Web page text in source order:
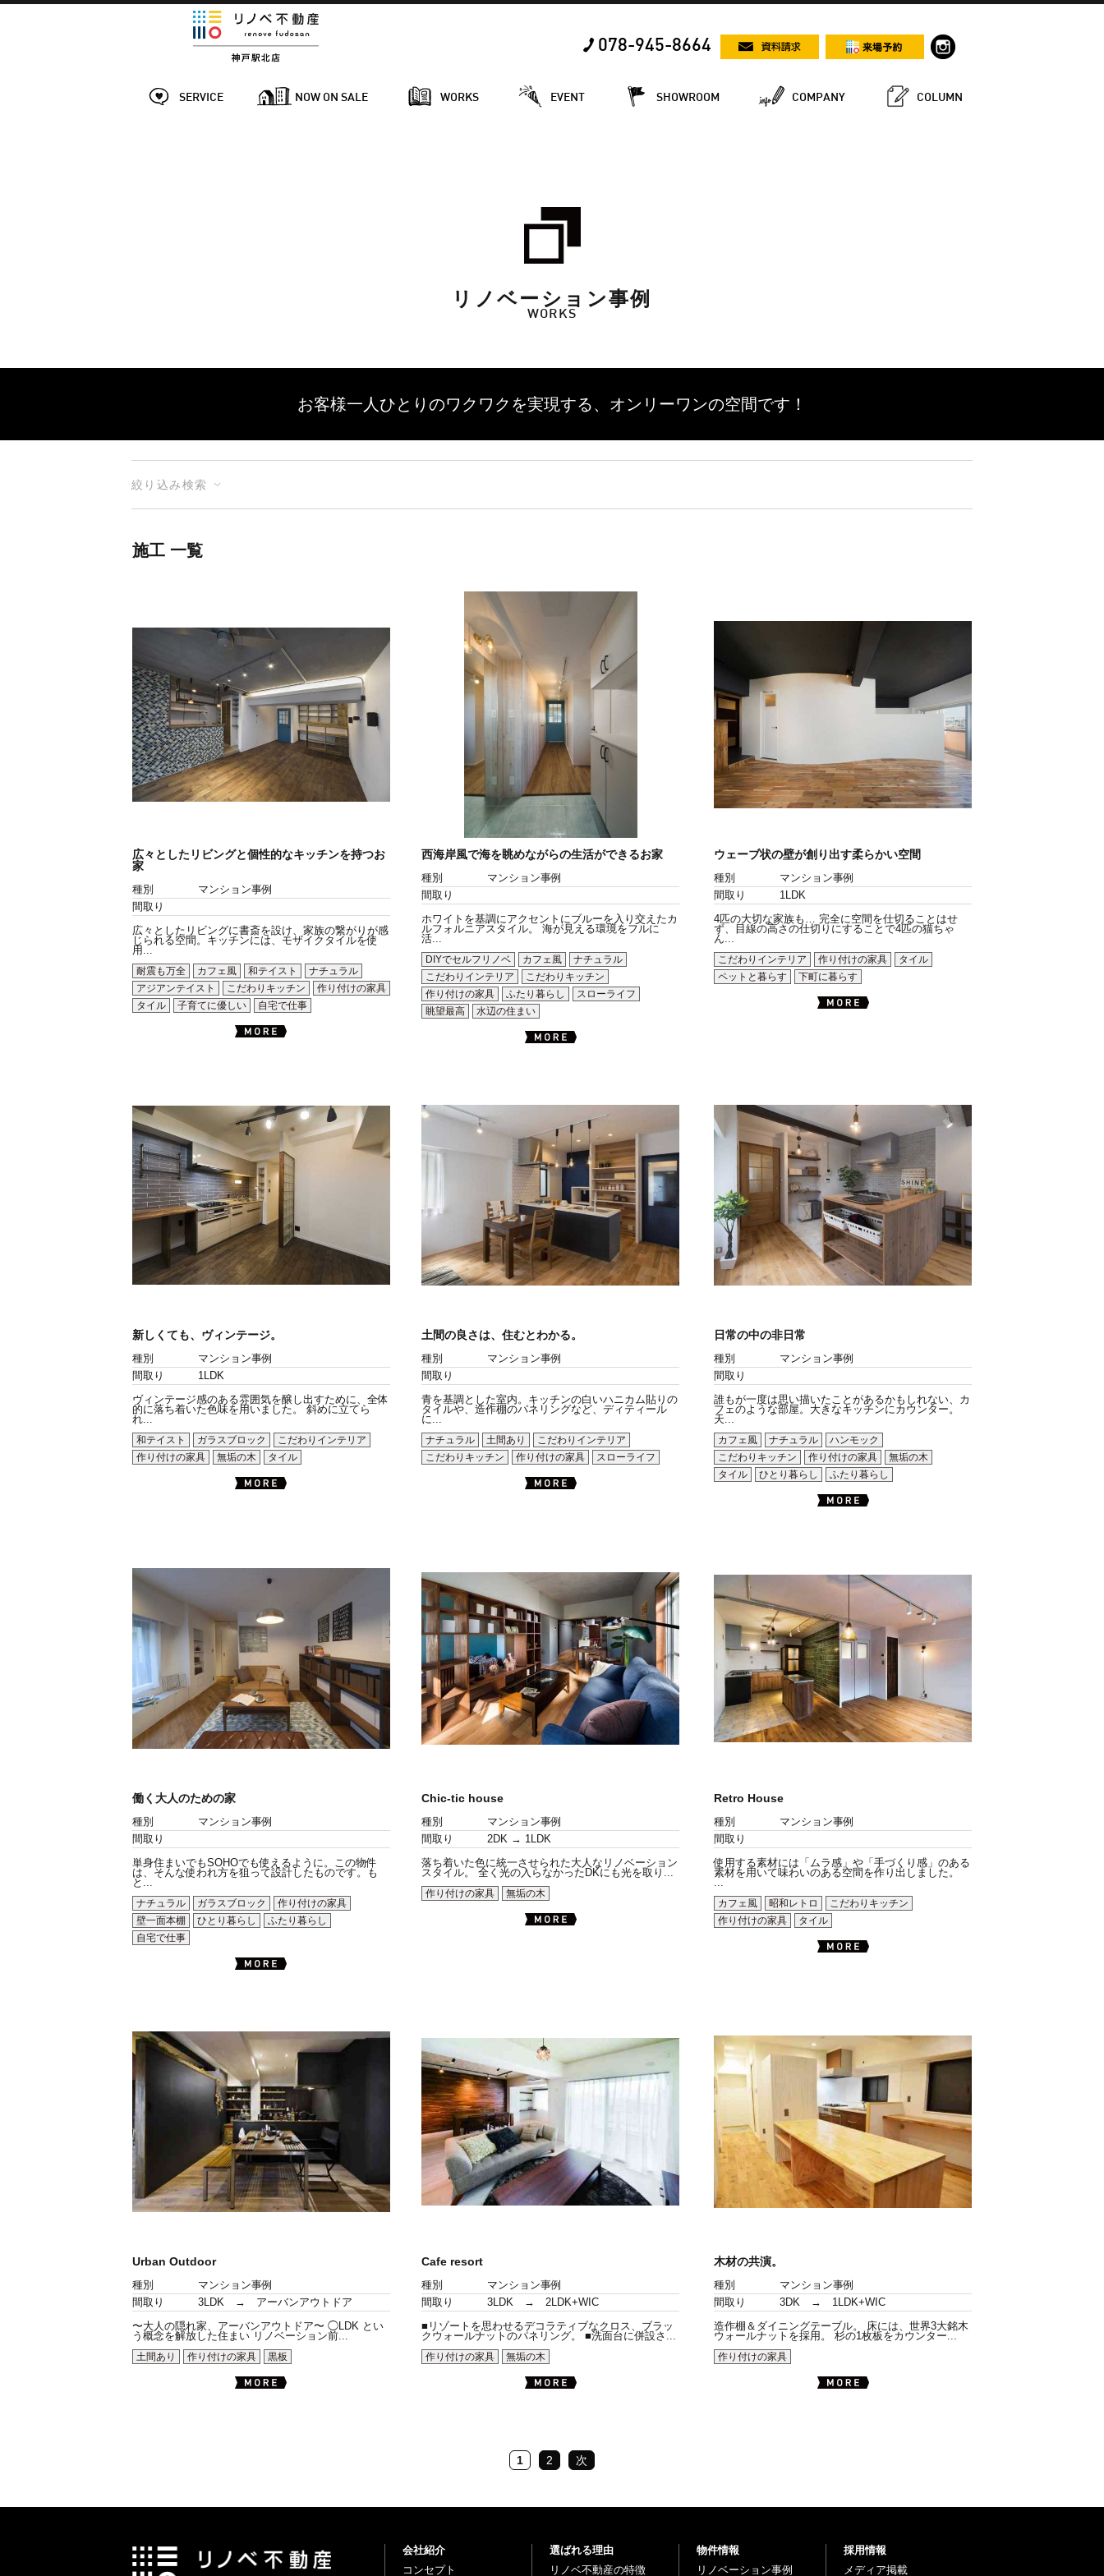
078-945-8664
SERVICE NOW ON SALE WORKS EVENT SHOWROOM COMPANY COLUMN
リノベーション事例
WORKS
お客様一人ひとりのワクワクを実現する、 オンリーワンの空間です！
絞り込み検索
施工 一覧
広々としたリビングと個性的なキッチンを持つお
家
種別
マンション事例
間取り
広々としたリビングに書斎を設け、家族の繋がりが感
じられる空間。キッチンには、モザイクタイルを使
用...
耐震も万全
カフェ風 和テイスト
ナチュラル
アジアンテイスト
こだわりキッチン
作り付けの家具
タイル
子育てに優しい 自宅で仕事
西海岸風で海を眺めながらの生活ができるお家
種別
マンション事例
間取り
ホワイトを基調にアクセントにブルーを入り交えたカ
ルフォルニアスタイル。 海が見える環境をフルに
活...
DIYでセルフリノベ
カフェ風
ナチュラル
こだわりインテリア
こだわりキッチン
作り付けの家具
ふたり暮らし
スローライフ
眺望最高
水辺の住まい
ウェーブ状の壁が創り出す柔らかい空間
種別
マンション事例
間取り
1LDK
4匹の大切な家族も… 完全に空間を仕切ることはせ
ず、目線の高さの仕切りにすることで4匹の猫ちゃ
ん...
こだわりインテリア
作り付けの家具
タイル
ペットと暮らす
下町に暮らす
新しくても、ヴィンテージ。
種別
マンション事例
間取り
1LDK
ヴィンテージ感のある雰囲気を醸し出すために、全体
的に落ち着いた色味を用いました。 斜めに立てら
れ...
和テイスト
ガラスブロック
こだわりインテリア
作り付けの家具
無垢の木 タイル
土間の良さは、住むとわかる。
種別
マンション事例
間取り
青を基調とした室内。キッチンの白いハニカム貼りの
タイルや、造作棚のパネリングなど、ディティール
に...
ナチュラル
土間あり
こだわりインテリア
こだわりキッチン
作り付けの家具 スローライフ
日常の中の非日常
種別
マンション事例
間取り
誰もが一度は思い描いたことがあるかもしれない、カ
フェのような部屋。大きなキッチンにカウンター。
天...
カフェ風
ナチュラル
ハンモック
こだわりキッチン
作り付けの家具
無垢の木
タイル
ひとり暮らし ふたり暮らし
働く大人のための家
種別
マンション事例
間取り
単身住まいでもSOHOでも使えるように。この物件
は、そんな使われ方を狙って設計したものです。も
と...
ナチュラル
ガラスブロック
作り付けの家具
壁一面本棚
ひとり暮らし
ふたり暮らし
自宅で仕事
Chic-tic house
種別
マンション事例
間取り
2DK → 1LDK
落ち着いた色に統一させられた大人なリノベーション
スタイル。 全く光の入らなかったDKにも光を取り...
作り付けの家具
無垢の木
Retro House
種別
マンション事例
間取り
使用する素材には「ムラ感」や「手づくり感」のある
素材を用いて味わいのある空間を作り出しました。
...
カフェ風
昭和レトロ
こだわりキッチン
作り付けの家具
タイル
Urban Outdoor
種別
マンション事例
間取り
3LDK → アーバンアウトドア
〜大人の隠れ家、アーバンアウトドア〜 ◯LDK とい
う概念を解放した住まい リノベーション前...
土間あり
作り付けの家具 黒板
Cafe resort
種別
マンション事例
間取り
3LDK → 2LDK+WIC
■リゾートを思わせるデコラティブなクロス、ブラッ
クウォールナットのパネリング。 ■洗面台に併設さ...
作り付けの家具
無垢の木
木材の共演。
種別
マンション事例
間取り
3DK → 1LDK+WIC
造作棚＆ダイニングテーブル。 床には、世界3大銘木
ウォールナットを採用。 杉の1枚板をカウンター...
作り付けの家具
1 2 次
会社紹介
コンセプト
選ばれる理由
リノベ不動産の特徴
物件情報
リノベーション事例
採用情報
メディア掲載